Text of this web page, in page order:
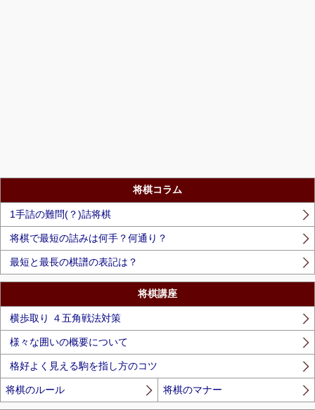
将棋コラム
1手詰の難問(？)詰将棋
将棋で最短の詰みは何手？何通り？
最短と最長の棋譜の表記は？
将棋講座
横歩取り ４五角戦法対策
様々な囲いの概要について
格好よく見える駒を指し方のコツ
将棋のルール 将棋のマナー